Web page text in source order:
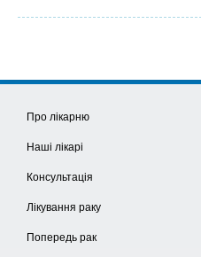
Про лікарню
Наші лікарі
Консультація
Лікування раку
Попередь рак